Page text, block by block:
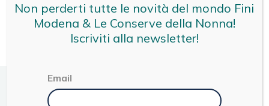
Non perderti tutte le novità del mondo Fini
Modena & Le Conserve della Nonna!
Iscriviti alla newsletter!
Email